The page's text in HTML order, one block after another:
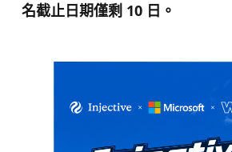
名截止日期僅剩 10 日。